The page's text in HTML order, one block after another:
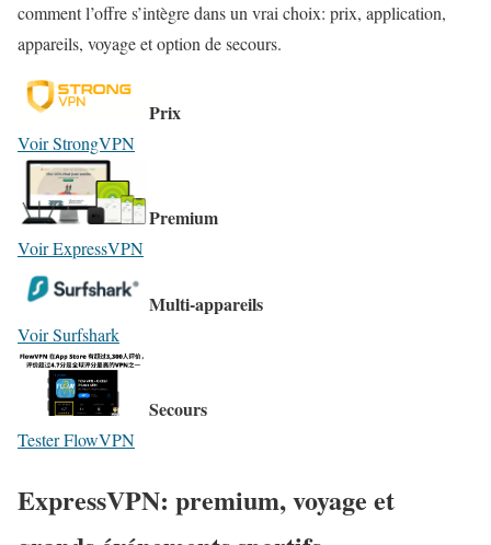
comment l’offre s’intègre dans un vrai choix: prix, application,
appareils, voyage et option de secours.
Prix
Voir StrongVPN
Premium
Voir ExpressVPN
Multi-appareils
Voir Surfshark
Secours
Tester FlowVPN
ExpressVPN: premium, voyage et